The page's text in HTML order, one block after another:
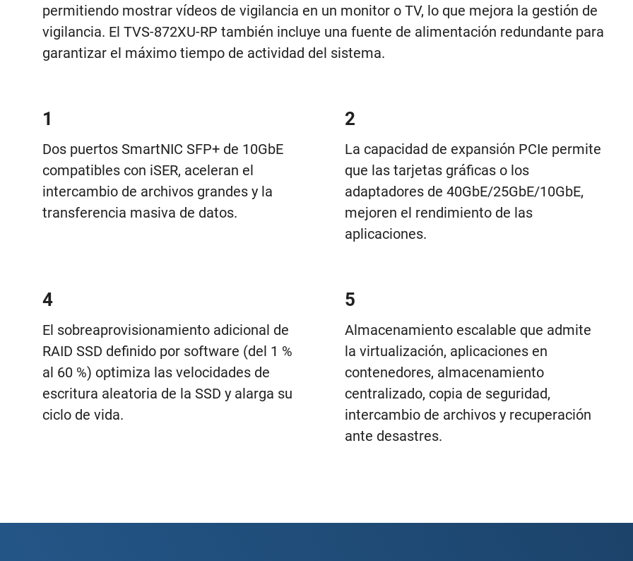
permitiendo mostrar vídeos de vigilancia en un monitor o TV, lo que mejora la gestión de
vigilancia. El TVS-872XU-RP también incluye una fuente de alimentación redundante para
garantizar el máximo tiempo de actividad del sistema.
1
Dos puertos SmartNIC SFP+ de 10GbE
compatibles con iSER, aceleran el
intercambio de archivos grandes y la
transferencia masiva de datos.
2
La capacidad de expansión PCIe permite
que las tarjetas gráficas o los
adaptadores de 40GbE/25GbE/10GbE,
mejoren el rendimiento de las
aplicaciones.
4
El sobreaprovisionamiento adicional de
RAID SSD definido por software (del 1 %
al 60 %) optimiza las velocidades de
escritura aleatoria de la SSD y alarga su
ciclo de vida.
5
Almacenamiento escalable que admite
la virtualización, aplicaciones en
contenedores, almacenamiento
centralizado, copia de seguridad,
intercambio de archivos y recuperación
ante desastres.